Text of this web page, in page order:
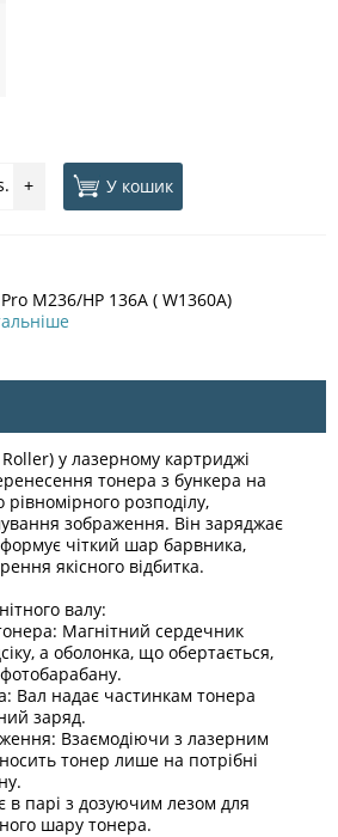
+ У кошик
M236/HP 136A ( W1360A)
у лазерному картриджі
тонера з бункера на
розподілу,
зображення. Він заряджає
чіткий шар барвника,
якісного відбитка.
валу:
Магнітний сердечник
а оболонка, що обертається,
Вал надає частинкам тонера
заряд.
Взаємодіючи з лазерним
тонер лише на потрібні
в парі з дозуючим лезом для
шару тонера.